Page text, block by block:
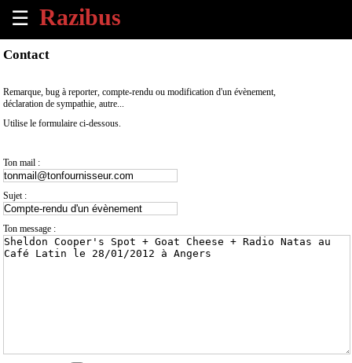
☰
×
les
venir
Annoncer
évènement
Contact
Remarque, bug à reporter, compte-rendu ou modification d'un évènement,
déclaration de sympathie, autre...
Utilise le formulaire ci-dessous.
Ton mail :
Sujet :
Ton message :